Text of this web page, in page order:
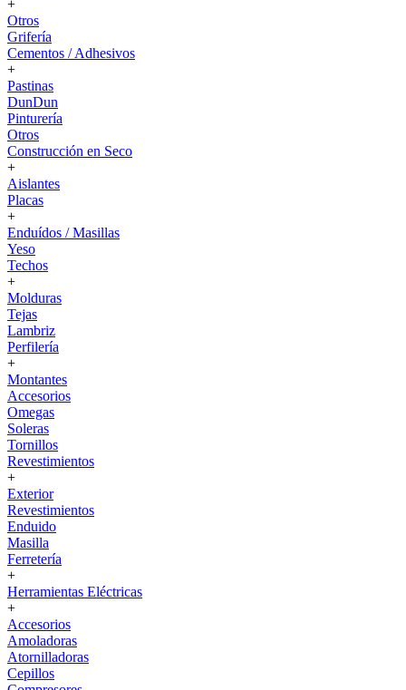
+
Otros
Grifería
Cementos / Adhesivos
+
Pastinas
DunDun
Pinturería
Otros
Construcción en Seco
+
Aislantes
Placas
+
Enduídos / Masillas
Yeso
Techos
+
Molduras
Tejas
Lambriz
Perfilería
+
Montantes
Accesorios
Omegas
Soleras
Tornillos
Revestimientos
+
Exterior
Revestimientos
Enduido
Masilla
Ferretería
+
Herramientas Eléctricas
+
Accesorios
Amoladoras
Atornilladoras
Cepillos